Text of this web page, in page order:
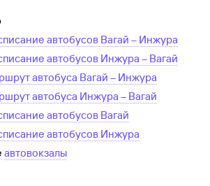
автобусов Вагай – Инжура
автобусов Инжура – Вагай
автобуса Вагай – Инжура
автобуса Инжура – Вагай
автобусов Вагай
автобусов Инжура
автовокзалы